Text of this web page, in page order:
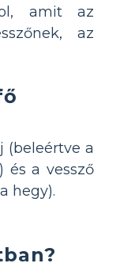
amit az
az
(beleértve a
és a vessző
hegy).